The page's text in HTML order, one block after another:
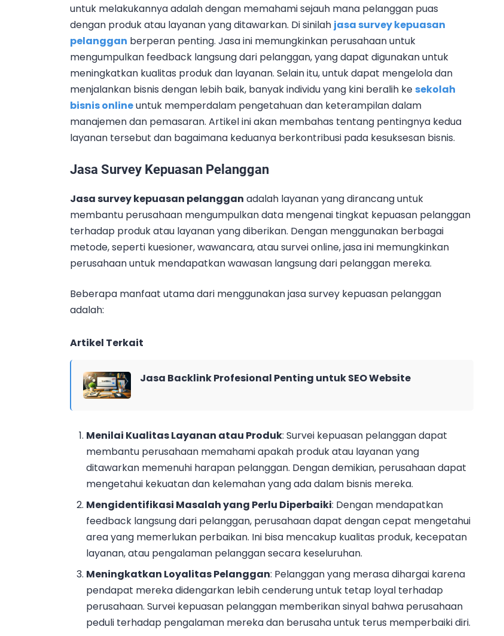
untuk melakukannya adalah dengan memahami sejauh mana pelanggan puas
dengan produk atau layanan yang ditawarkan. Di sinilah jasa survey kepuasan
pelanggan berperan penting. Jasa ini memungkinkan perusahaan untuk
mengumpulkan feedback langsung dari pelanggan, yang dapat digunakan untuk
meningkatkan kualitas produk dan layanan. Selain itu, untuk dapat mengelola dan
menjalankan bisnis dengan lebih baik, banyak individu yang kini beralih ke sekolah
bisnis onlineuntuk memperdalam pengetahuan dan keterampilan dalam
manajemen dan pemasaran. Artikel ini akan membahas tentang pentingnya kedua
layanan tersebut dan bagaimana keduanya berkontribusi pada kesuksesan bisnis.
Jasa Survey Kepuasan Pelanggan
Jasa survey kepuasan pelanggan adalah layanan yang dirancang untuk
membantu perusahaan mengumpulkan data mengenai tingkat kepuasan pelanggan
terhadap produk atau layanan yang diberikan. Dengan menggunakan berbagai
metode, seperti kuesioner, wawancara, atau survei online, jasa ini memungkinkan
perusahaan untuk mendapatkan wawasan langsung dari pelanggan mereka.
Beberapa manfaat utama dari menggunakan jasa survey kepuasan pelanggan
adalah:
Artikel Terkait
Jasa Backlink Profesional Penting untuk SEO Website
Menilai Kualitas Layanan atau Produk: Survei kepuasan pelanggan dapat
membantu perusahaan memahami apakah produk atau layanan yang
ditawarkan memenuhi harapan pelanggan. Dengan demikian, perusahaan dapat
mengetahui kekuatan dan kelemahan yang ada dalam bisnis mereka.
Mengidentifikasi Masalah yang Perlu Diperbaiki: Dengan mendapatkan
feedback langsung dari pelanggan, perusahaan dapat dengan cepat mengetahui
area yang memerlukan perbaikan. Ini bisa mencakup kualitas produk, kecepatan
layanan, atau pengalaman pelanggan secara keseluruhan.
Meningkatkan Loyalitas Pelanggan: Pelanggan yang merasa dihargai karena
pendapat mereka didengarkan lebih cenderung untuk tetap loyal terhadap
perusahaan. Survei kepuasan pelanggan memberikan sinyal bahwa perusahaan
peduli terhadap pengalaman mereka dan berusaha untuk terus memperbaiki diri.